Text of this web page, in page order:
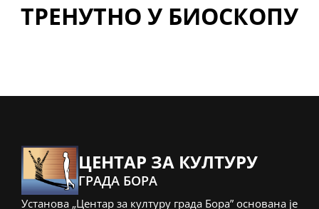
ТРЕНУТНО У БИОСКОПУ
ЦЕНТАР ЗА КУЛТУРУ
ГРАДА БОРА
Установа „Центар за културу града Бора” основана је